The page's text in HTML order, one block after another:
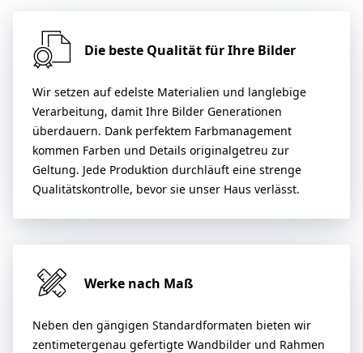
Die beste Qualität für Ihre Bilder
Wir setzen auf edelste Materialien und langlebige
Verarbeitung, damit Ihre Bilder Generationen
überdauern. Dank perfektem Farbmanagement
kommen Farben und Details originalgetreu zur
Geltung. Jede Produktion durchläuft eine strenge
Qualitätskontrolle, bevor sie unser Haus verlässt.
Werke nach Maß
Neben den gängigen Standardformaten bieten wir
zentimetergenau gefertigte Wandbilder und Rahmen